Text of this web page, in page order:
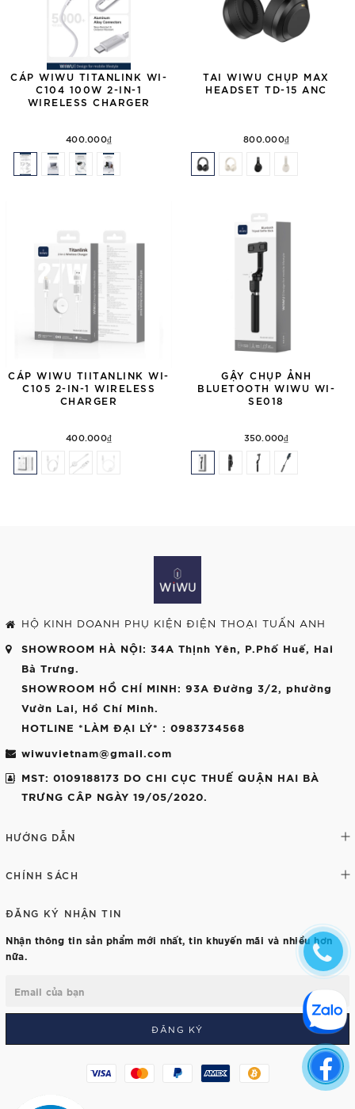
CÁP WIWU TITANLINK WI-
C104 100W 2-IN-1
WIRELESS CHARGER
400.000₫
TAI WIWU CHỤP MAX
HEADSET TD-15 ANC
800.000₫
CÁP WIWU TIITANLINK WI-
C105 2-IN-1 WIRELESS
CHARGER
400.000₫
GẬY CHỤP ẢNH
BLUETOOTH WIWU WI-
SE018
350.000₫
HỘ KINH DOANH PHỤ KIỆN ĐIỆN THOẠI TUẤN ANH
SHOWROOM HÀ NỘI: 34A Thịnh Yên, P.Phố Huế, Hai
Bà Trưng.
SHOWROOM HỒ CHÍ MINH: 93A Đường 3/2, phường
Vườn Lai, Hồ Chí Minh.
HOTLINE *LÀM ĐẠI LÝ* : 0983734568
wiwuvietnam@gmail.com
MST: 0109188173 DO CHI CỤC THUẾ QUẬN HAI BÀ
TRƯNG CÂP NGÀY 19/05/2020.
HƯỚNG DẪN
CHÍNH SÁCH
ĐĂNG KÝ NHẬN TIN
Nhận thông tin sản phẩm mới nhất, tin khuyến mãi và nhiều hơn
nữa.
ĐĂNG KÝ